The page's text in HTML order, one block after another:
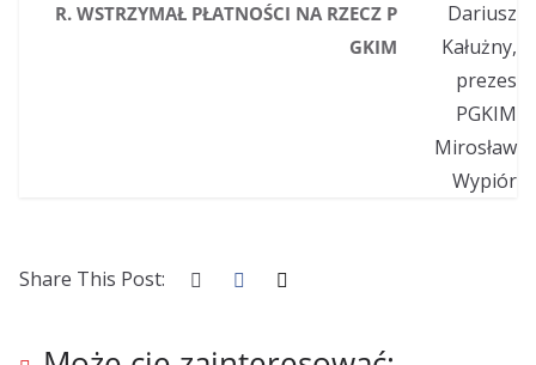
R. WSTRZYMAŁ PŁATNOŚCI NA RZECZ P
GKIM
Share This Post: